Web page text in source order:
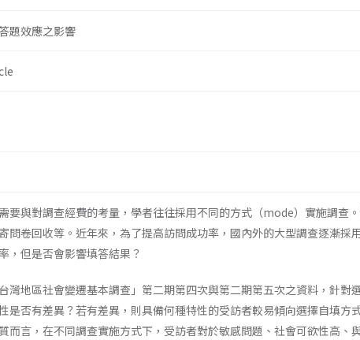
題效應之影響
要與對調查經費的考量，學者往往採用不同的方式（mode）實施調查
問卷回收等。近年來，為了提高訪問成功率，國內外的大型調查逐漸
，但是否會影響填答結果？
灣地區社會變遷基本調查」第二期第四次與第二期第五次之資料，針
是否有差異？若有差異，則具備何種特性的受訪者較易傾向選擇自填
而言，在不同調查實施方式下，受訪者對於敏感問題、社會可欲性高